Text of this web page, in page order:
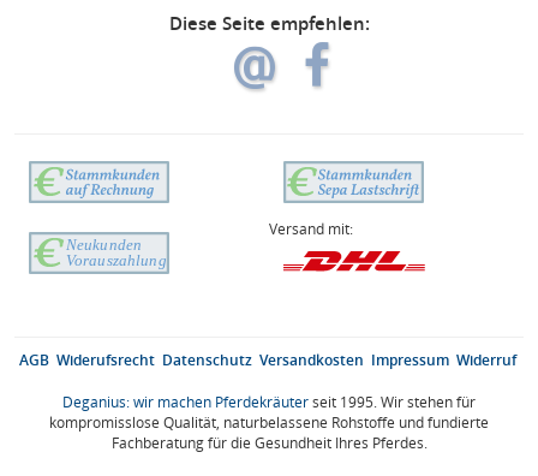
Diese Seite empfehlen:
Versand mit:
AGB Widerufsrecht Datenschutz Versandkosten Impressum Widerruf
Deganius: wir machen Pferdekräuterseit 1995. Wir stehen für
kompromisslose Qualität, naturbelassene Rohstoffe und fundierte
Fachberatung für die Gesundheit Ihres Pferdes.